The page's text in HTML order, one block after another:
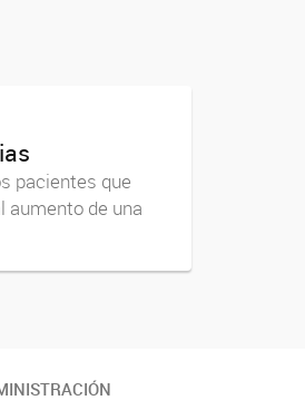
pacientes que
aumento de una